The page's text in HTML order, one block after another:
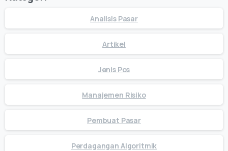
Analisis Pasar
Artikel
Jenis Pos
Manajemen Risiko
Pembuat Pasar
Perdagangan Algoritmik